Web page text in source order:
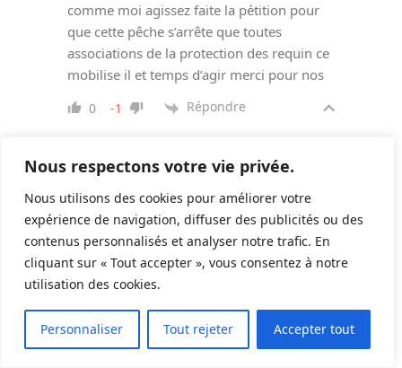
Nous respectons votre vie privée.
Nous utilisons des cookies pour améliorer votre
expérience de navigation, diffuser des publicités ou des
contenus personnalisés et analyser notre trafic. En
cliquant sur « Tout accepter », vous consentez à notre
utilisation des cookies.
Personnaliser Tout rejeter Accepter tout
comme moi agissez faite la pétition pour
que cette pêche s’arrête que toutes
associations de la protection des requin ce
mobilise il et temps d’agir merci pour nos
0 -1 Répondre
Different Dive Auteur
Raimond alain
6 années il y a
Bonjour Raimond,
Oui la pêche aux ailerons de requin
est une pêche brutale qui induit un
gaspillage immense. Il est temps
qu’elle cesse. Tout à fait d’accord
avec toi.